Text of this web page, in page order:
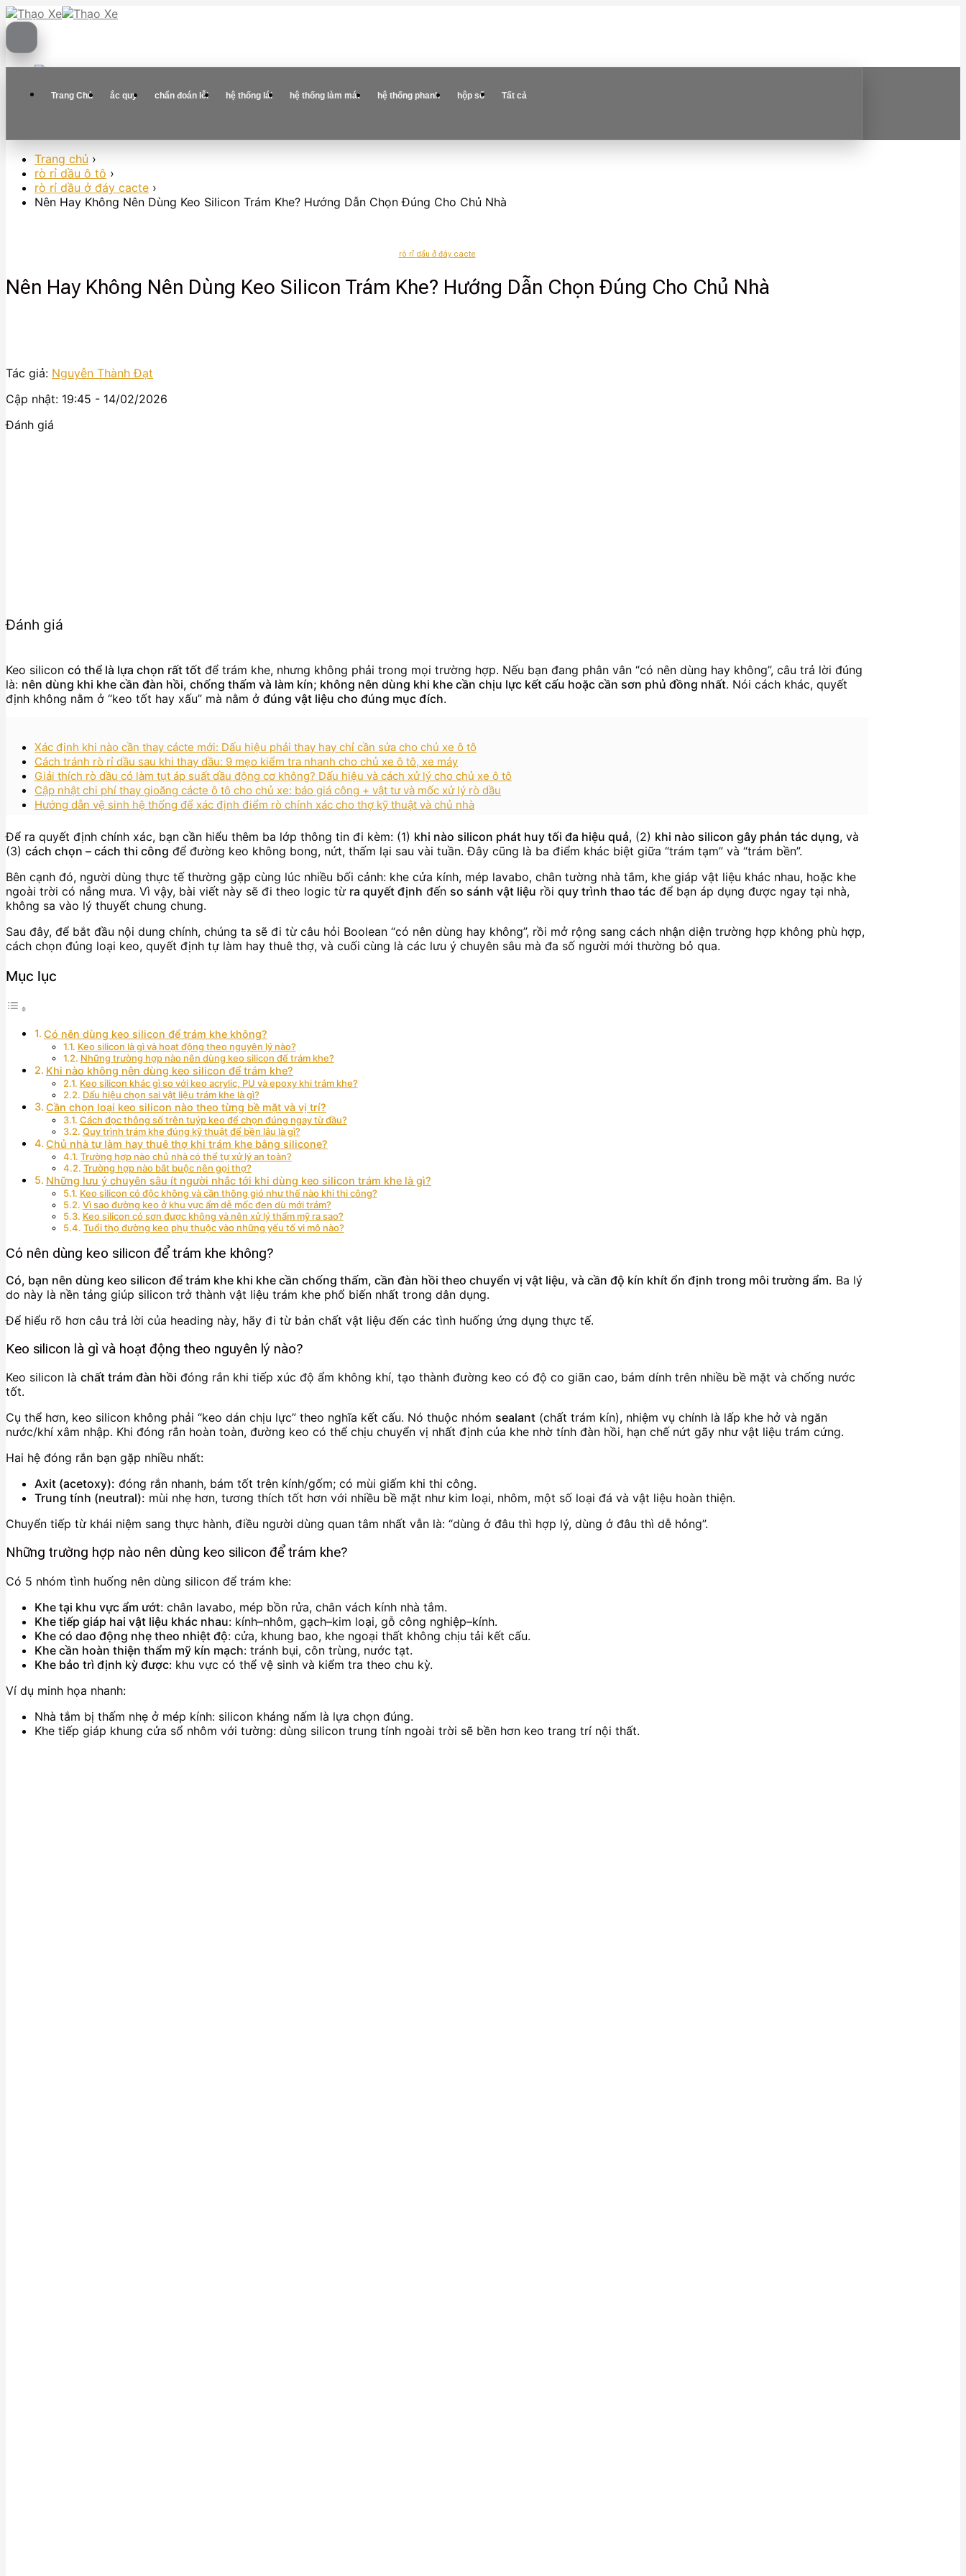
Skip
to
Trang Chủ ắc quy chẩn đoán lỗi hệ thống lái hệ thống làm mát hệ thống phanh hộp số Tất cả
Trang chủ ›
rò rỉ dầu ô tô ›
rò rỉ dầu ở đáy cacte ›
Nên Hay Không Nên Dùng Keo Silicon Trám Khe? Hướng Dẫn Chọn Đúng Cho Chủ Nhà
rò rỉ dầu ở đáy cacte
Nên Hay Không Nên Dùng Keo Silicon Trám Khe? Hướng Dẫn Chọn Đúng Cho Chủ Nhà
Tác giả: Nguyễn Thành Đạt
Cập nhật: 19:45 - 14/02/2026
Đánh giá
Đánh giá
Keo silicon có thể là lựa chọn rất tốt để trám khe, nhưng không phải trong mọi trường hợp. Nếu bạn đang phân vân “có nên dùng hay không”, câu trả lời đúng
là: nên dùng khi khe cần đàn hồi, chống thấm và làm kín; không nên dùng khi khe cần chịu lực kết cấu hoặc cần sơn phủ đồng nhất. Nói cách khác, quyết
định không nằm ở “keo tốt hay xấu” mà nằm ở đúng vật liệu cho đúng mục đích.
Xác định khi nào cần thay cácte mới: Dấu hiệu phải thay hay chỉ cần sửa cho chủ xe ô tô
Cách tránh rò rỉ dầu sau khi thay dầu: 9 mẹo kiểm tra nhanh cho chủ xe ô tô, xe máy
Giải thích rò dầu có làm tụt áp suất dầu động cơ không? Dấu hiệu và cách xử lý cho chủ xe ô tô
Cập nhật chi phí thay gioăng cácte ô tô cho chủ xe: báo giá công + vật tư và mốc xử lý rò dầu
Hướng dẫn vệ sinh hệ thống để xác định điểm rò chính xác cho thợ kỹ thuật và chủ nhà
Để ra quyết định chính xác, bạn cần hiểu thêm ba lớp thông tin đi kèm: (1) khi nào silicon phát huy tối đa hiệu quả, (2) khi nào silicon gây phản tác dụng, và
(3) cách chọn – cách thi công để đường keo không bong, nứt, thấm lại sau vài tuần. Đây cũng là ba điểm khác biệt giữa “trám tạm” và “trám bền”.
Bên cạnh đó, người dùng thực tế thường gặp cùng lúc nhiều bối cảnh: khe cửa kính, mép lavabo, chân tường nhà tắm, khe giáp vật liệu khác nhau, hoặc khe
ngoài trời có nắng mưa. Vì vậy, bài viết này sẽ đi theo logic từ ra quyết định đến so sánh vật liệu rồi quy trình thao tác để bạn áp dụng được ngay tại nhà,
không sa vào lý thuyết chung chung.
Sau đây, để bắt đầu nội dung chính, chúng ta sẽ đi từ câu hỏi Boolean “có nên dùng hay không”, rồi mở rộng sang cách nhận diện trường hợp không phù hợp,
cách chọn đúng loại keo, quyết định tự làm hay thuê thợ, và cuối cùng là các lưu ý chuyên sâu mà đa số người mới thường bỏ qua.
Mục lục
Có nên dùng keo silicon để trám khe không?
Keo silicon là gì và hoạt động theo nguyên lý nào?
Những trường hợp nào nên dùng keo silicon để trám khe?
Khi nào không nên dùng keo silicon để trám khe?
Keo silicon khác gì so với keo acrylic, PU và epoxy khi trám khe?
Dấu hiệu chọn sai vật liệu trám khe là gì?
Cần chọn loại keo silicon nào theo từng bề mặt và vị trí?
Cách đọc thông số trên tuýp keo để chọn đúng ngay từ đầu?
Quy trình trám khe đúng kỹ thuật để bền lâu là gì?
Chủ nhà tự làm hay thuê thợ khi trám khe bằng silicone?
Trường hợp nào chủ nhà có thể tự xử lý an toàn?
Trường hợp nào bắt buộc nên gọi thợ?
Những lưu ý chuyên sâu ít người nhắc tới khi dùng keo silicon trám khe là gì?
Keo silicon có độc không và cần thông gió như thế nào khi thi công?
Vì sao đường keo ở khu vực ẩm dễ mốc đen dù mới trám?
Keo silicon có sơn được không và nên xử lý thẩm mỹ ra sao?
Tuổi thọ đường keo phụ thuộc vào những yếu tố vi mô nào?
Có nên dùng keo silicon để trám khe không?
Có, bạn nên dùng keo silicon để trám khe khi khe cần chống thấm, cần đàn hồi theo chuyển vị vật liệu, và cần độ kín khít ổn định trong môi trường ẩm. Ba lý
do này là nền tảng giúp silicon trở thành vật liệu trám khe phổ biến nhất trong dân dụng.
Để hiểu rõ hơn câu trả lời của heading này, hãy đi từ bản chất vật liệu đến các tình huống ứng dụng thực tế.
Keo silicon là gì và hoạt động theo nguyên lý nào?
Keo silicon là chất trám đàn hồi đóng rắn khi tiếp xúc độ ẩm không khí, tạo thành đường keo có độ co giãn cao, bám dính trên nhiều bề mặt và chống nước
tốt.
Cụ thể hơn, keo silicon không phải “keo dán chịu lực” theo nghĩa kết cấu. Nó thuộc nhóm sealant (chất trám kín), nhiệm vụ chính là lấp khe hở và ngăn
nước/khí xâm nhập. Khi đóng rắn hoàn toàn, đường keo có thể chịu chuyển vị nhất định của khe nhờ tính đàn hồi, hạn chế nứt gãy như vật liệu trám cứng.
Hai hệ đóng rắn bạn gặp nhiều nhất:
Axit (acetoxy): đóng rắn nhanh, bám tốt trên kính/gốm; có mùi giấm khi thi công.
Trung tính (neutral): mùi nhẹ hơn, tương thích tốt hơn với nhiều bề mặt như kim loại, nhôm, một số loại đá và vật liệu hoàn thiện.
Chuyển tiếp từ khái niệm sang thực hành, điều người dùng quan tâm nhất vẫn là: “dùng ở đâu thì hợp lý, dùng ở đâu thì dễ hỏng”.
Những trường hợp nào nên dùng keo silicon để trám khe?
Có 5 nhóm tình huống nên dùng silicon để trám khe:
Khe tại khu vực ẩm ướt: chân lavabo, mép bồn rửa, chân vách kính nhà tắm.
Khe tiếp giáp hai vật liệu khác nhau: kính–nhôm, gạch–kim loại, gỗ công nghiệp–kính.
Khe có dao động nhẹ theo nhiệt độ: cửa, khung bao, khe ngoại thất không chịu tải kết cấu.
Khe cần hoàn thiện thẩm mỹ kín mạch: tránh bụi, côn trùng, nước tạt.
Khe bảo trì định kỳ được: khu vực có thể vệ sinh và kiểm tra theo chu kỳ.
Ví dụ minh họa nhanh:
Nhà tắm bị thấm nhẹ ở mép kính: silicon kháng nấm là lựa chọn đúng.
Khe tiếp giáp khung cửa sổ nhôm với tường: dùng silicon trung tính ngoài trời sẽ bền hơn keo trang trí nội thất.